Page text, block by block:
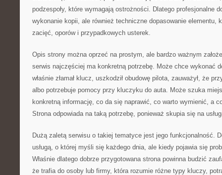
podzespoły, które wymagają ostrożności. Dlatego profesjonalne
wykonanie kopii, ale również techniczne dopasowanie elementu,
zacięć, oporów i przypadkowych usterek.
Opis strony można oprzeć na prostym, ale bardzo ważnym
serwis najczęściej ma konkretną potrzebę. Może chce wykonać
właśnie złamał klucz, uszkodził obudowę pilota, zauważył, że
albo potrzebuje pomocy przy kluczyku do auta. Może szuka
konkretną informację, co da się naprawić, co warto wymienić, a
Strona odpowiada na taką potrzebę, ponieważ skupia się na
Dużą zaletą serwisu o takiej tematyce jest jego funkcjonalność.
usługą, o której myśli się każdego dnia, ale kiedy pojawia się
Właśnie dlatego dobrze przygotowana strona powinna budzić
że trafia do osoby lub firmy, która rozumie różne typy kluczy,